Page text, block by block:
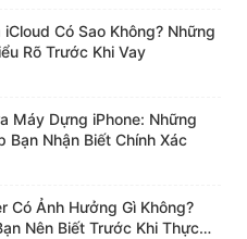
cao chính hãng
pin dung lượng cao
iCloud Có Sao Không? Những
Rõ Trước Khi Vay
Máy Dựng iPhone: Những
Bạn Nhận Biết Chính Xác
Có Ảnh Hưởng Gì Không?
Nên Biết Trước Khi Thực